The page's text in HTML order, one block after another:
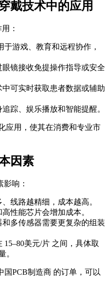
戴技术中的应用
：
游戏、教育和远程协作，
镜接收免提操作指导或安全
可实时获取患者数据或辅助
踪、娱乐播放和智能提醒。
应用，使其在消费和专业市
因素
响：
线路越精细，成本越高。
性能芯片会增加成本。
多传感器需要更复杂的组装
美元/片 之间，具体取
。
国PCB制造商 的订单，可以